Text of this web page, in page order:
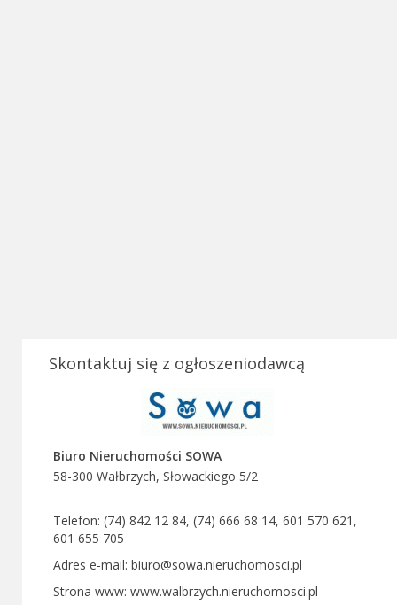
Skontaktuj się z ogłoszeniodawcą
Biuro Nieruchomości SOWA
58-300 Wałbrzych, Słowackiego 5/2
Telefon: (74) 842 12 84, (74) 666 68 14, 601 570 621,
601 655 705
Adres e-mail: biuro@sowa.nieruchomosci.pl
Strona www: www.walbrzych.nieruchomosci.pl